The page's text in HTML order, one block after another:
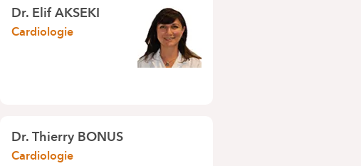
Dr.Elif AKSEKI
Cardiologie
Dr.Thierry BONUS
Cardiologie